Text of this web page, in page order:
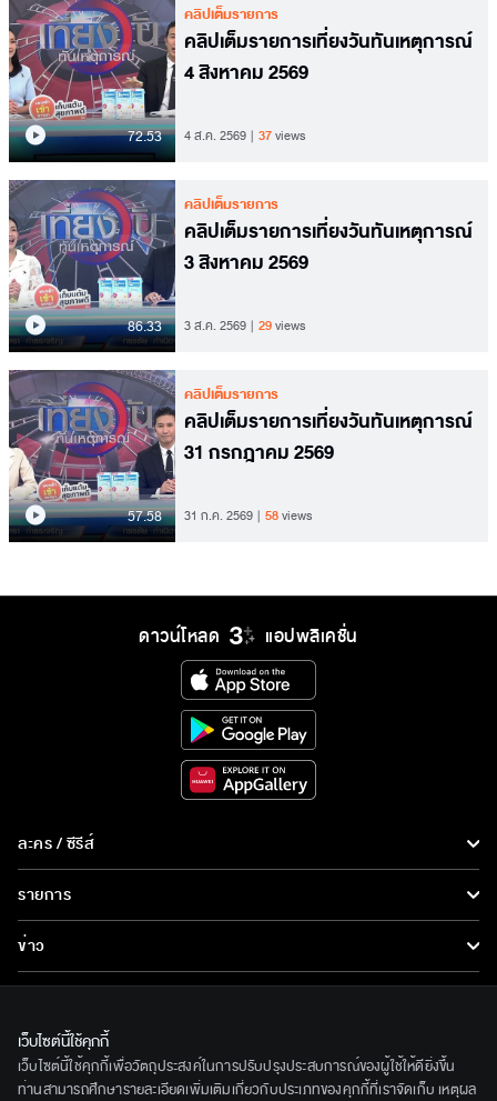
72.53
คลิปเต็มรายการ
คลิปเต็มรายการเที่ยงวันทันเหตุการณ์
4 สิงหาคม 2569
4 ส.ค. 2569 37views
86.33
คลิปเต็มรายการ
คลิปเต็มรายการเที่ยงวันทันเหตุการณ์
3 สิงหาคม 2569
3 ส.ค. 2569 29views
57.58
คลิปเต็มรายการ
คลิปเต็มรายการเที่ยงวันทันเหตุการณ์
31 กรกฎาคม 2569
31 ก.ค. 2569 58views
ดาวน์โหลด แอปพลิเคชั่น
ละคร / ซีรีส์
ละคร/ซีรีส์
ซีรีส์นานาชาติ
การ์ตูน & เกม
รายการ
รายการทั้งหมด
ข่าว
ข่าวทั้งหมด
ข่าวประชาสัมพันธ์
ทีวีออนไลน์
เกี่ยวกับเรา
BEC World
เว็บไซต์นี้ใช้คุกกี้
เว็บไซต์นี้ใช้คุกกี้เพื่อวัตถุประสงค์ในการปรับปรุงประสบการณ์ของผู้ใช้ให้ดียิ่งขึ้น
ท่านสามารถศึกษารายละเอียดเพิ่มเติมเกี่ยวกับประเภทของคุกกี้ที่เราจัดเก็บ เหตุผล